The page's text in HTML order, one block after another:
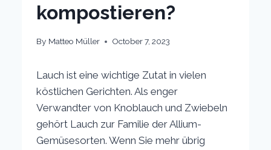
kompostieren?
By Matteo Müller October 7, 2023
Lauch ist eine wichtige Zutat in vielen
köstlichen Gerichten. Als enger
Verwandter von Knoblauch und Zwiebeln
gehört Lauch zur Familie der Allium-
Gemüsesorten. Wenn Sie mehr übrig